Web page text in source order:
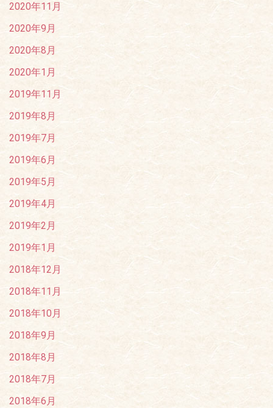
2020年11月
2020年9月
2020年8月
2020年1月
2019年11月
2019年8月
2019年7月
2019年6月
2019年5月
2019年4月
2019年2月
2019年1月
2018年12月
2018年11月
2018年10月
2018年9月
2018年8月
2018年7月
2018年6月